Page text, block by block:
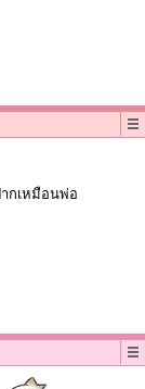
กเหมือนพ่อ